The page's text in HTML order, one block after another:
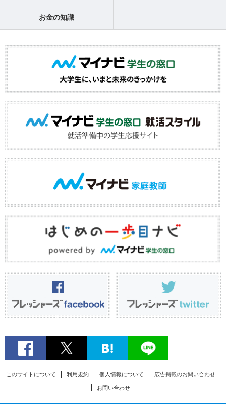
お金の知識
このサイトについて 利用規約 個人情報について 広告掲載のお問い合わせ
お問い合わせ